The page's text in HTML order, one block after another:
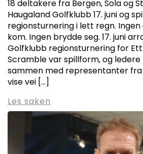
18 deltakere fra Bergen, Sola og
Haugaland Golfklubb 17. juni og
regionsturnering i lett regn.
kom. Ingen brydde seg. 17. juni
Golfklubb regionsturnering for
Scramble var spillform, og ledere
sammen med representanter fra
vise vei […]
Les saken